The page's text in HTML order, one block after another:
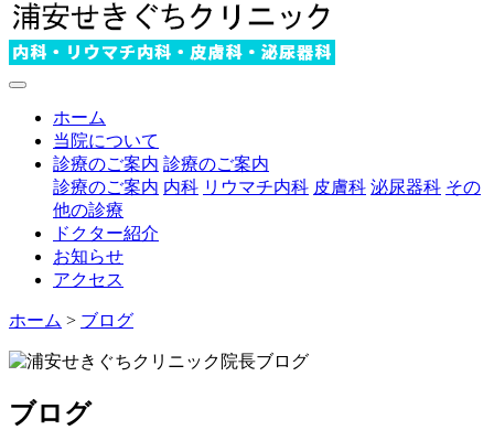
ホーム
当院について
診療のご案内 診療のご案内
診療のご案内 内科 リウマチ内科 皮膚科 泌尿器科 その
他の診療
ドクター紹介
お知らせ
アクセス
ホーム > ブログ
ブログ